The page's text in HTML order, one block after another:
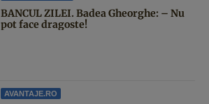
BANCUL ZILEI. Badea Gheorghe: – Nu
pot face dragoste!
AVANTAJE.RO